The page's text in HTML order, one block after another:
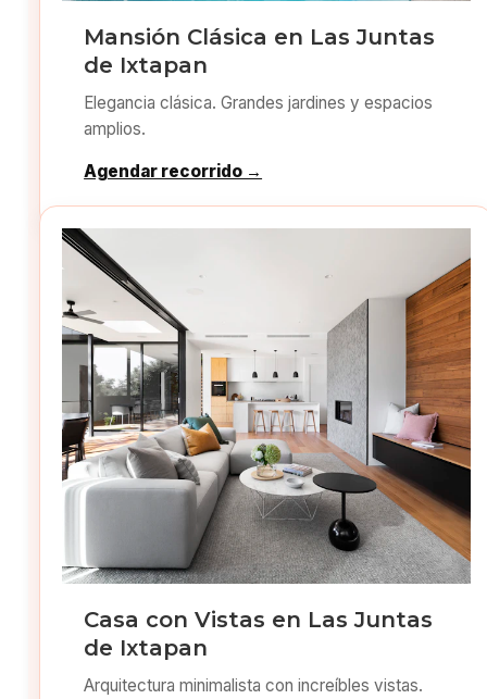
Mansión Clásica en Las Juntas
de Ixtapan
Elegancia clásica. Grandes jardines y espacios
amplios.
Agendar recorrido →
Casa con Vistas en Las Juntas
de Ixtapan
Arquitectura minimalista con increíbles vistas.